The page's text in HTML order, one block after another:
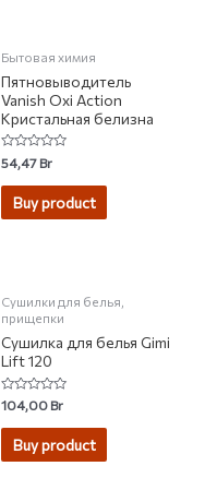
Бытовая химия
Пятновыводитель
Vanish Oxi Action
Кристальная белизна
Rated
0
out
54,47Br
Buy product
Сушилки для белья,
прищепки
Сушилка для белья Gimi
Lift 120
Rated
0
out
104,00Br
Buy product